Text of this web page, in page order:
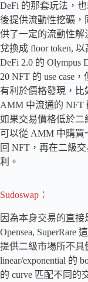
DeFi 的那套玩法，
後提供流動性挖礦，
供了一定的流動性解
兌換成 floor token,
DeFi 2.0 的 Olympus
20 NFT 的 use case
有利於價格發現，比
AMM 中流通的 NFT
如果交易價格低於二
可以從 AMM 中購買
回 NFT，再在二級
利。
Sudoswap：
因為本身交易的直
Opensea, SuperRare
提供二級市場所不具
linear/exponential 的
的 curve 匹配不同的